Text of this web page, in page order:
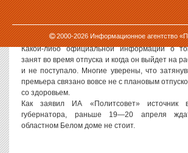
2000-2026Информационное агентство
Напомним, накануне своего очередного дня
марта областной премьер ушел в отпуск.
что в указе губернатора на этот счет не был
который Воробьев оставил свою должность.
Какой-либо официальной информации о
занят во время отпуска и когда он выйдет на
и не поступало. Многие уверены, что
премьера связано вовсе не с плановым
со здоровьем.
Как заявил ИА «Политсовет» источник
губернатора, раньше 19—20 апреля
областном Белом доме не стоит.